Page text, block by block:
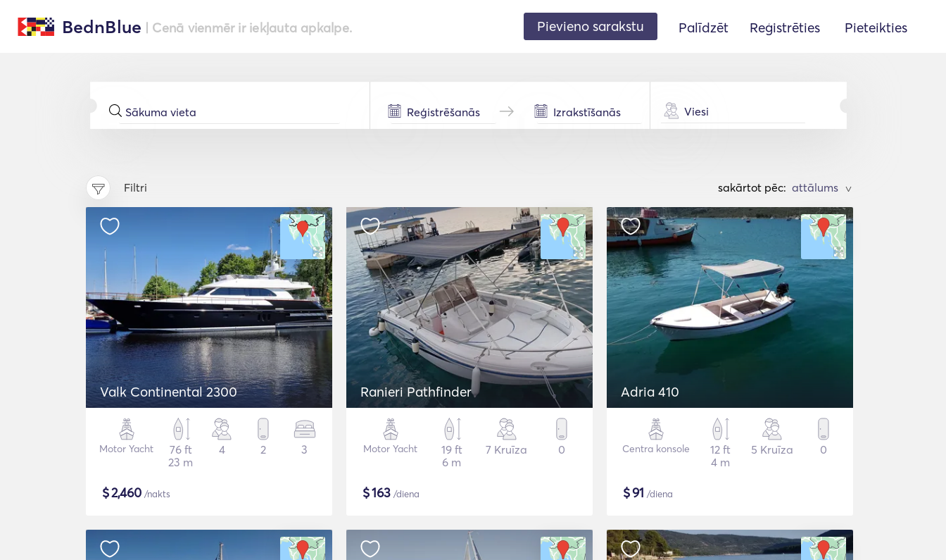
BednBlue | Cenā vienmēr ir iekļauta apkalpe. Pievieno sarakstu Palīdzēt Reģistrēties Pieteikties
Viesi
Filtri sakārtot pēc: >
Valk Continental 2300
Motor Yacht
76 ft
23 m
4 2 3
$2,460 /nakts
Ranieri Pathfinder
Motor Yacht
19 ft
6 m
7 Kruīza 0
$163 /diena
Adria 410
Centra konsole
12 ft
4 m
5 Kruīza 0
$91 /diena